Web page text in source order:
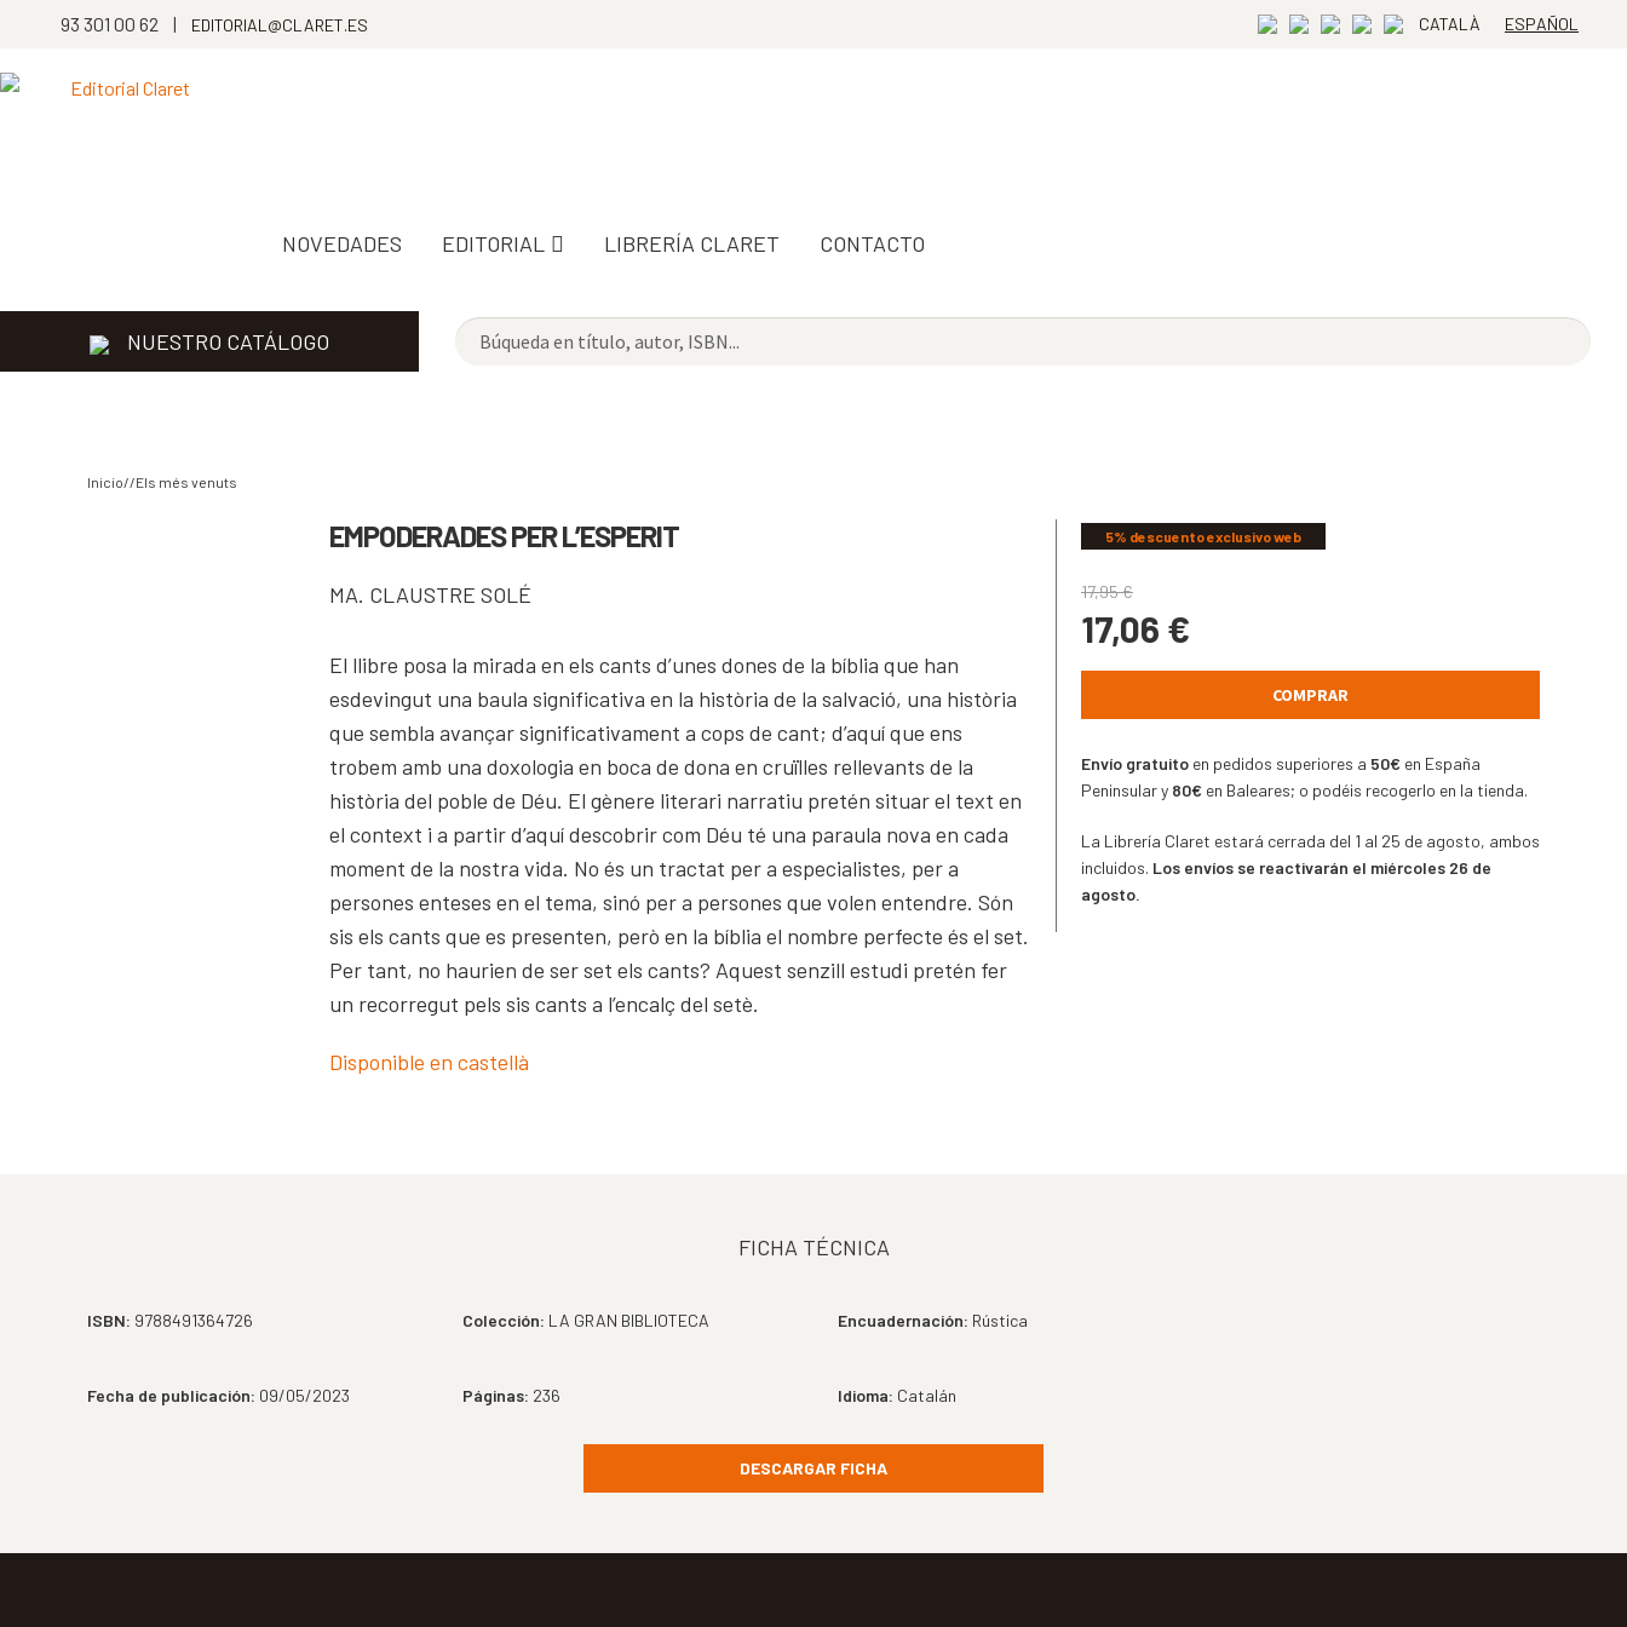
93 301 00 62 | EDITORIAL@CLARET.ES CATALÀ ESPAÑOL
NOVEDADES EDITORIAL LIBRERÍA CLARET CONTACTO
NUESTRO CATÁLOGO
Inicio//Els més venuts
5% descuento exclusivo web
17,95€
17,06 €
COMPRAR
Envío gratuito en pedidos superiores a 50€ en España
Peninsular y 80€ en Baleares; o podéis recogerlo en la tienda.
La Librería Claret estará cerrada del 1 al 25 de agosto, ambos
incluidos. Los envíos se reactivarán el miércoles 26 de
agosto.
EMPODERADES PER L’ESPERIT
MA. CLAUSTRE SOLÉ
El llibre posa la mirada en els cants d’unes dones de la bíblia que han
esdevingut una baula significativa en la història de la salvació, una història
que sembla avançar significativament a cops de cant; d’aquí que ens
trobem amb una doxologia en boca de dona en cruïlles rellevants de la
història del poble de Déu. El gènere literari narratiu pretén situar el text en
el context i a partir d’aquí descobrir com Déu té una paraula nova en cada
moment de la nostra vida. No és un tractat per a especialistes, per a
persones enteses en el tema, sinó per a persones que volen entendre. Són
sis els cants que es presenten, però en la bíblia el nombre perfecte és el set.
Per tant, no haurien de ser set els cants? Aquest senzill estudi pretén fer
un recorregut pels sis cants a l’encalç del setè.
Disponible en castellà
FICHA TÉCNICA
ISBN: 9788491364726
Fecha de publicación: 09/05/2023
Colección: LA GRAN BIBLIOTECA
Páginas: 236
Encuadernación: Rústica
Idioma: Catalán
DESCARGAR FICHA